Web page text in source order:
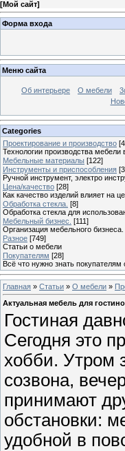
[Мой сайт]
Форма входа
Меню сайта
Об интерьере О мебели
Categories
Проектирование и производство
Технологии производства
Мебельные материалы [122]
Инструменты и приспособления
Ручной инструмент, электро
Цена/качество [28]
Как качество изделий влияет на
Обработка стекла. [8]
Обработка стекла для
Мебельный бизнес. [111]
Организация мебельного бизнеса.
Разное [749]
Статьи о мебели
Покупателям [28]
Всё что нужно знать покупателям
Главная » Статьи » О мебели »
Актуальная мебель для
Гостиная
Сегодня это
хобби. Утром
созвона,
принимают
обстановки:
удобной в